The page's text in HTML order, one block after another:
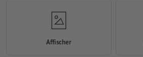
Affischer